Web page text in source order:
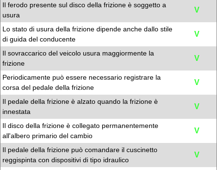
Il ferodo presente sul disco della frizione è soggetto a
usura
V
Lo stato di usura della frizione dipende anche dallo stile
di guida del conducente
V
Il sovraccarico del veicolo usura maggiormente la
frizione
V
Periodicamente può essere necessario registrare la
corsa del pedale della frizione
V
Il pedale della frizione è alzato quando la frizione è
innestata
V
Il disco della frizione è collegato permanentemente
all'albero primario del cambio
V
Il pedale della frizione può comandare il cuscinetto
reggispinta con dispositivi di tipo idraulico
V